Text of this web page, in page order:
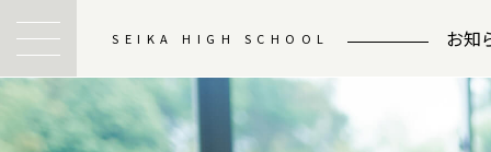
SEIKA HIGH SCHOOL お知